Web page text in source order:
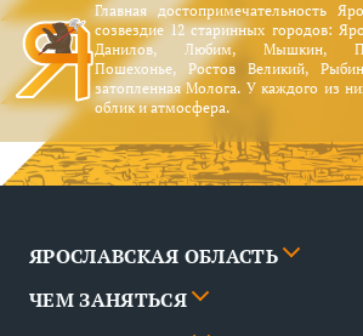
Главная достопримечательность
созвездие 12 старинных городов:
Данилов, Любим, Мышкин,
Пошехонье, Ростов Великий,
затопленная Молога. У каждого из
облик и атмосфера.
ЯРОСЛАВСКАЯ ОБЛАСТЬ
Города
ЧЕМ ЗАНЯТЬСЯ